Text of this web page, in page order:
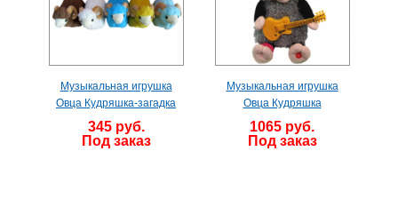
Музыкальная игрушка
Овца Кудряшка-загадка
345 руб.
Под заказ
Музыкальная игрушка
Овца Кудряшка
1065 руб.
Под заказ